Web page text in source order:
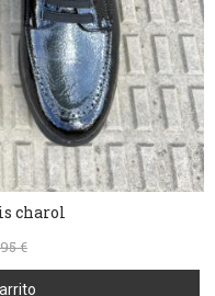
charol
€